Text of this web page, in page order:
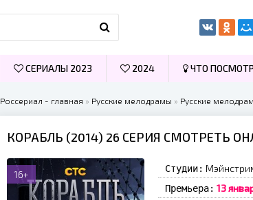
Россериал - главная » Русские мелодрамы » Русские
КОРАБЛЬ (2014) 26 СЕРИЯ СМОТРЕТЬ
16+ Студии:
Премьера: 13
СЕРИАЛЫ 2023 2024 ЧТО